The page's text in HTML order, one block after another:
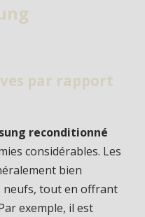
par rapport
reconditionné
considérables. Les
bien
neufs, tout en offrant
exemple, il est